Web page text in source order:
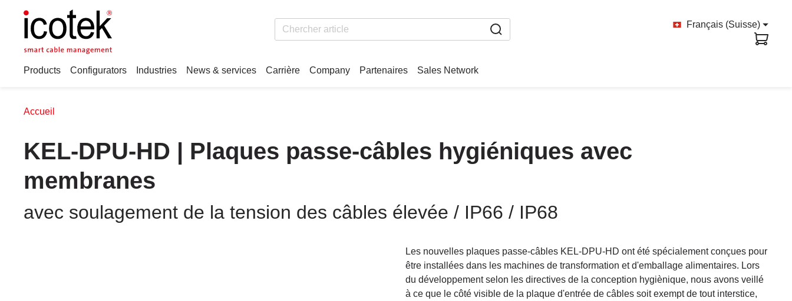
Français (Suisse)
Products Configurators Industries News & services Carrière Company Partenaires Sales Network
Accueil
KEL-DPU-HD | Plaques passe-câbles hygiéniques avec
membranes
avec soulagement de la tension des câbles élevée / IP66 / IP68
Les nouvelles plaques passe-câbles KEL-DPU-HD ont été spécialement conçues pour
être installées dans les machines de transformation et d'emballage alimentaires. Lors
du développement selon les directives de la conception hygiènique, nous avons veillé
à ce que le côté visible de la plaque d'entrée de câbles soit exempt de tout interstice,